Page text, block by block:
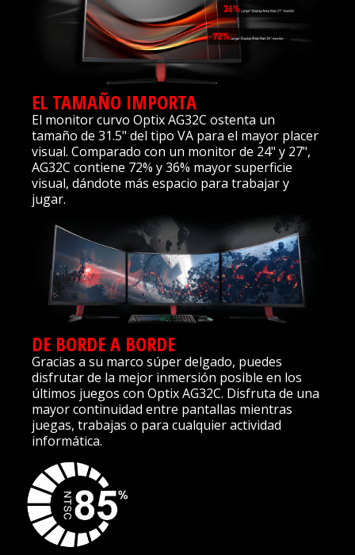
EL TAMAÑO IMPORTA
El monitor curvo Optix AG32C ostenta un
tamaño de 31.5" del tipo VA para el mayor placer
visual. Comparado con un monitor de 24" y 27",
AG32C contiene 72% y 36% mayor superficie
visual, dándote más espacio para trabajar y
jugar.
DE BORDE A BORDE
Gracias a su marco súper delgado, puedes
disfrutar de la mejor inmersión posible en los
últimos juegos con Optix AG32C. Disfruta de una
mayor continuidad entre pantallas mientras
juegas, trabajas o para cualquier actividad
informática.